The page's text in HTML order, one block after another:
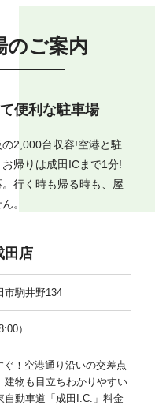
のご案内
便利な駐車場
2,000台収容!空港と駐
帰りは成田ICまで1分!
行く時も帰る時も、屋
。
田店
駒井野134
）
！空港通り沿いの交差点
建物も目立ちわかりやすい
自動車道「成田I.C.」料金